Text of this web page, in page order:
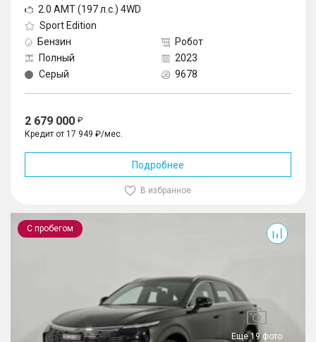
2.0 AMT (197 л.с.) 4WD
Sport Edition
Бензин
Робот
Полный
2023
Серый
9678
2 679 000
Кредит от 17 949 ₽/мес.
Подробнее
В избранное
С пробегом
Еще 19 фото